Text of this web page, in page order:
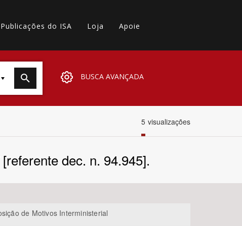
Publicações do ISA Loja Apoie
BUSCA AVANÇADA
5 visualizações
dec. n. 94.945].
de Motivos Interministerial